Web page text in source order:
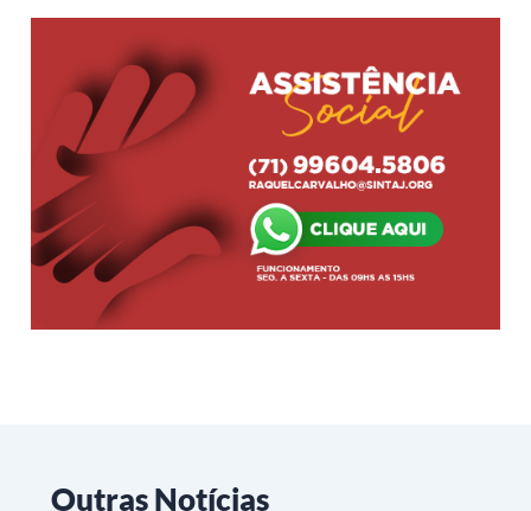
Outras Notícias